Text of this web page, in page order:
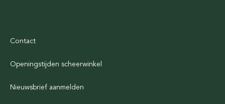
Contact
Openingstijden scheerwinkel
Nieuwsbrief aanmelden